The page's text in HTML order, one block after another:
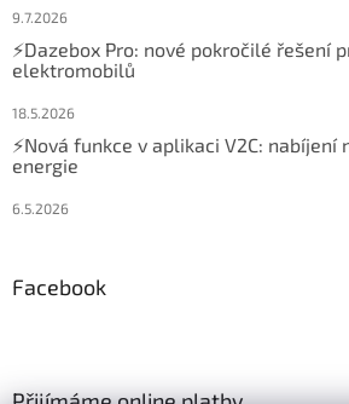
9.7.2026
⚡Dazebox Pro: nové pokročilé řešení
elektromobilů
18.5.2026
⚡Nová funkce v aplikaci V2C:
energie
6.5.2026
Facebook